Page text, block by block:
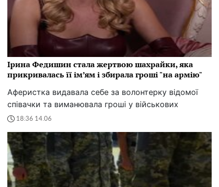
Ірина Федишин стала жертвою шахрайки, яка
прикривалась її ім’ям і збирала гроші "на армію"
Аферистка видавала себе за волонтерку відомої
співачки та виманювала гроші у військових
18:36 14.06